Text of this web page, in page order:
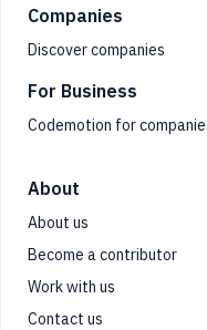
Companies
Discover companies
For Business
Codemotion for
About
About us
Become a contributor
Work with us
Contact us